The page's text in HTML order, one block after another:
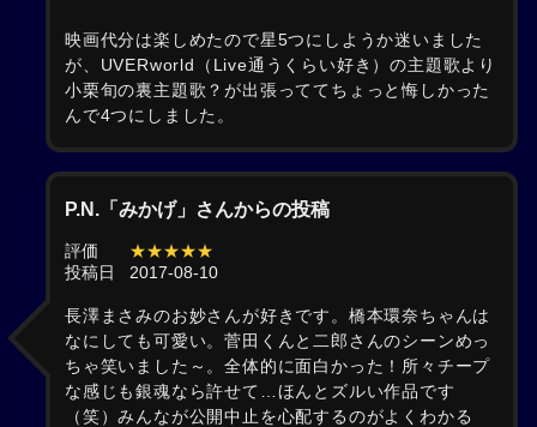
映画代分は楽しめたので星5つにしようか迷いました
が、UVERworld（Live通うくらい好き）の主題歌より
小栗旬の裏主題歌？が出張っててちょっと悔しかった
んで4つにしました。
P.N.「みかげ」さんからの投稿
評価
★★★★★
投稿日
2017-08-10
長澤まさみのお妙さんが好きです。橋本環奈ちゃんは
なにしても可愛い。菅田くんと二郎さんのシーンめっ
ちゃ笑いました～。全体的に面白かった！所々チープ
な感じも銀魂なら許せて…ほんとズルい作品です
（笑）みんなが公開中止を心配するのがよくわかる